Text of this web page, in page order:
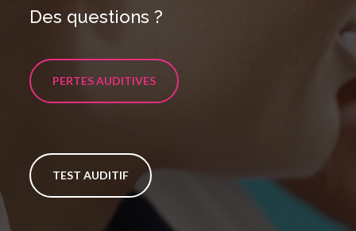
Des questions ?
PERTES AUDITIVES
TEST AUDITIF